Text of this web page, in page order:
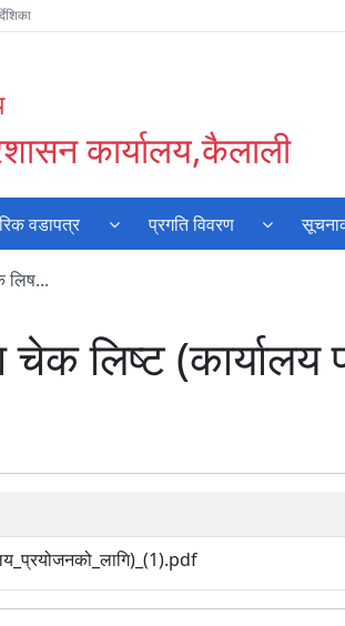
कार्यालय,कैलाली
वडापत्र प्रगति विवरण
लिष...
चेक लिष्ट (कार्यालय